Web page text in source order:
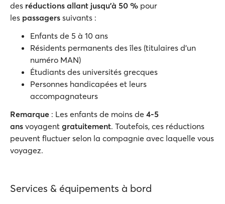
des réductions allant jusqu'à 50 % pour
les passagers suivants :
Enfants de 5 à 10 ans
Résidents permanents des îles (titulaires d'un
numéro MAN)
Étudiants des universités grecques
Personnes handicapées et leurs
accompagnateurs
Remarque : Les enfants de moins de 4-5
ans voyagent gratuitement. Toutefois, ces réductions
peuvent fluctuer selon la compagnie avec laquelle vous
voyagez.
Services & équipements à bord